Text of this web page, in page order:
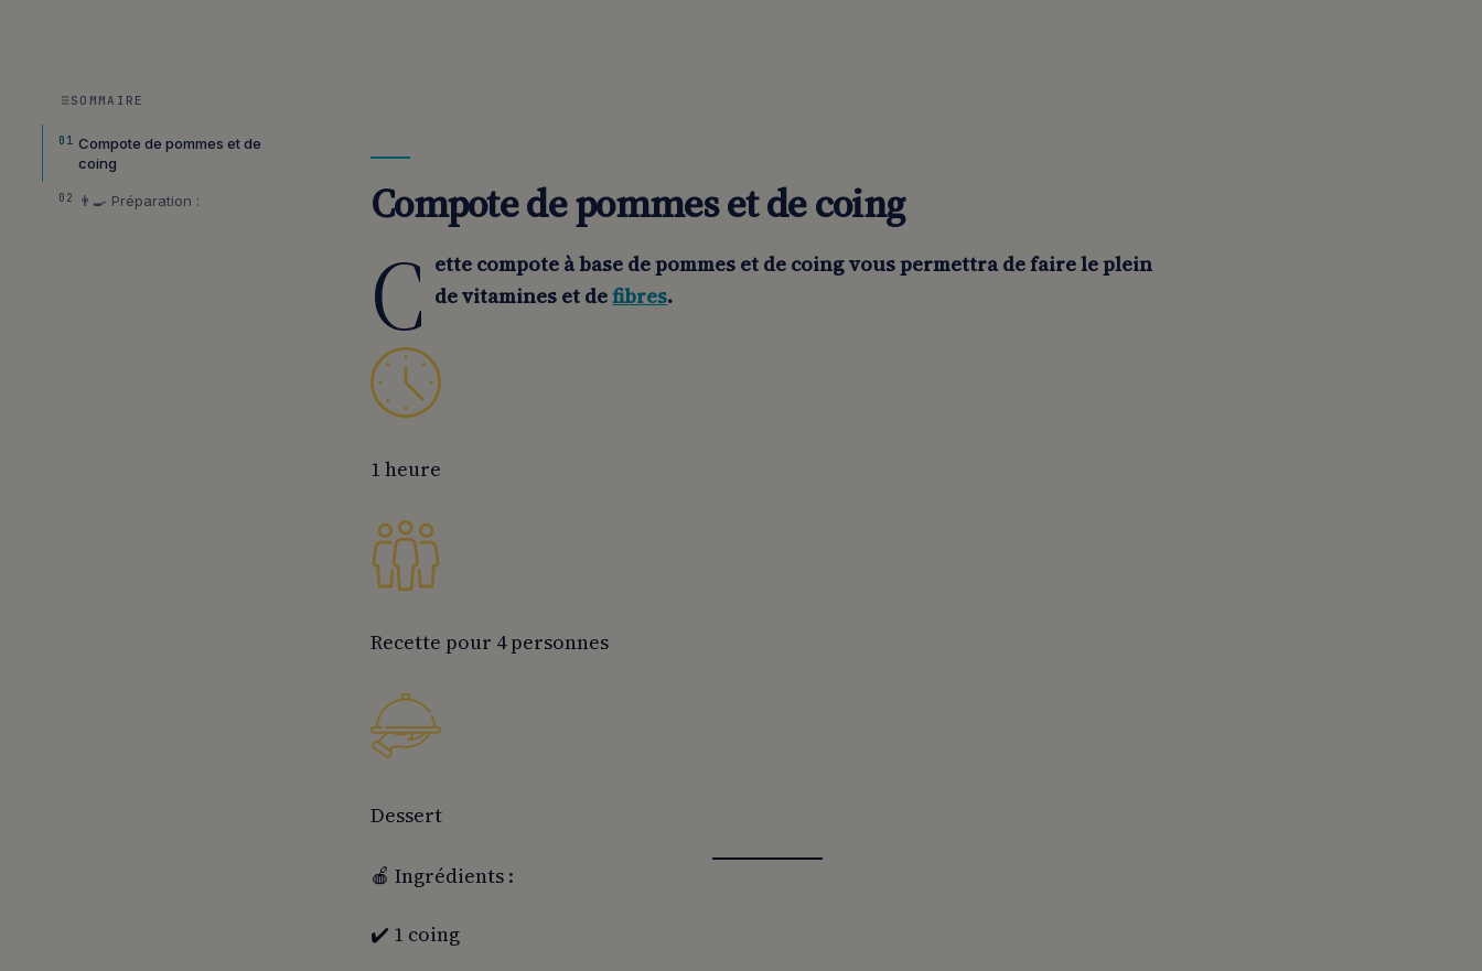
SOMMAIRE
01 Compote de pommes et de
coing
02 👨‍🍳 Préparation : Compote de pommes et de coing
C ette compote à base de pommes et de coing vous permettra de faire le plein
de vitamines et defibres.
1 heure
Recette pour 4 personnes
Dessert
🍎 Ingrédients :
✔️ 1 coing